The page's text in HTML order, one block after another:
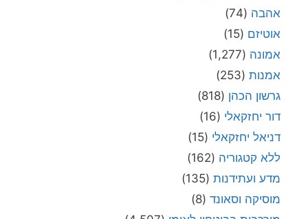
אהבה (74)
אוטיזם (15)
אמונה (1,277)
אמנות (253)
גרשון הכהן (818)
דור יחזקאלי (16)
דניאל יחזקאלי (15)
ללא קטגוריה (162)
מדע ועתידנות (135)
מוסיקה וסאונד (8)